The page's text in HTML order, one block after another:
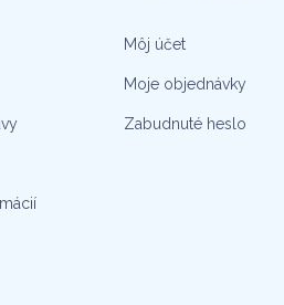
Môj účet
Moje objednávky
Zabudnuté heslo